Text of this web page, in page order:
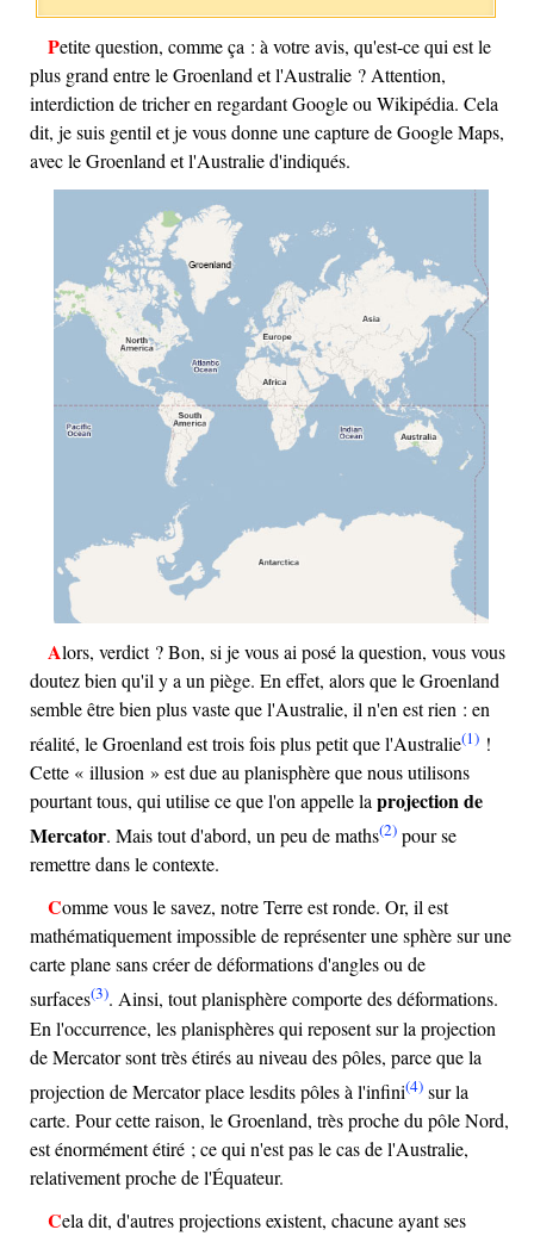
Petite question, comme ça : à votre avis, qu'est-ce qui est le
plus grand entre le Groenland et l'Australie ? Attention,
interdiction de tricher en regardant Google ou Wikipédia. Cela
dit, je suis gentil et je vous donne une capture de Google Maps,
avec le Groenland et l'Australie d'indiqués.
Alors, verdict ? Bon, si je vous ai posé la question, vous vous
doutez bien qu'il y a un piège. En effet, alors que le Groenland
semble être bien plus vaste que l'Australie, il n'en est rien : en
réalité, le Groenland est trois fois plus petit que l'Australie(1) !
Cette « illusion » est due au planisphère que nous utilisons
pourtant tous, qui utilise ce que l'on appelle la projection de
Mercator. Mais tout d'abord, un peu de maths(2) pour se
remettre dans le contexte.
Comme vous le savez, notre Terre est ronde. Or, il est
mathématiquement impossible de représenter une sphère sur une
carte plane sans créer de déformations d'angles ou de
surfaces(3). Ainsi, tout planisphère comporte des déformations.
En l'occurrence, les planisphères qui reposent sur la projection
de Mercator sont très étirés au niveau des pôles, parce que la
projection de Mercator place lesdits pôles à l'infini(4) sur la
carte. Pour cette raison, le Groenland, très proche du pôle Nord,
est énormément étiré ; ce qui n'est pas le cas de l'Australie,
relativement proche de l'Équateur.
Cela dit, d'autres projections existent, chacune ayant ses